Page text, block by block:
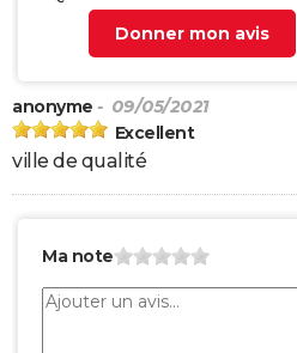
Donner mon avis
anonyme - 09/05/2021
Excellent
ville de qualité
Ma note